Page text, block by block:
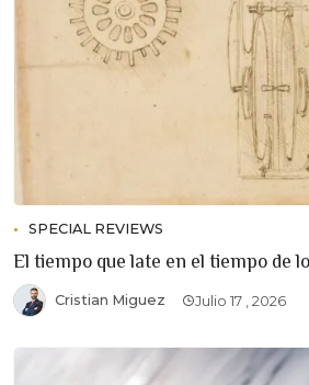
SPECIAL REVIEWS
El tiempo que late en el tiempo de
Cristian Miguez Julio 17 , 2026